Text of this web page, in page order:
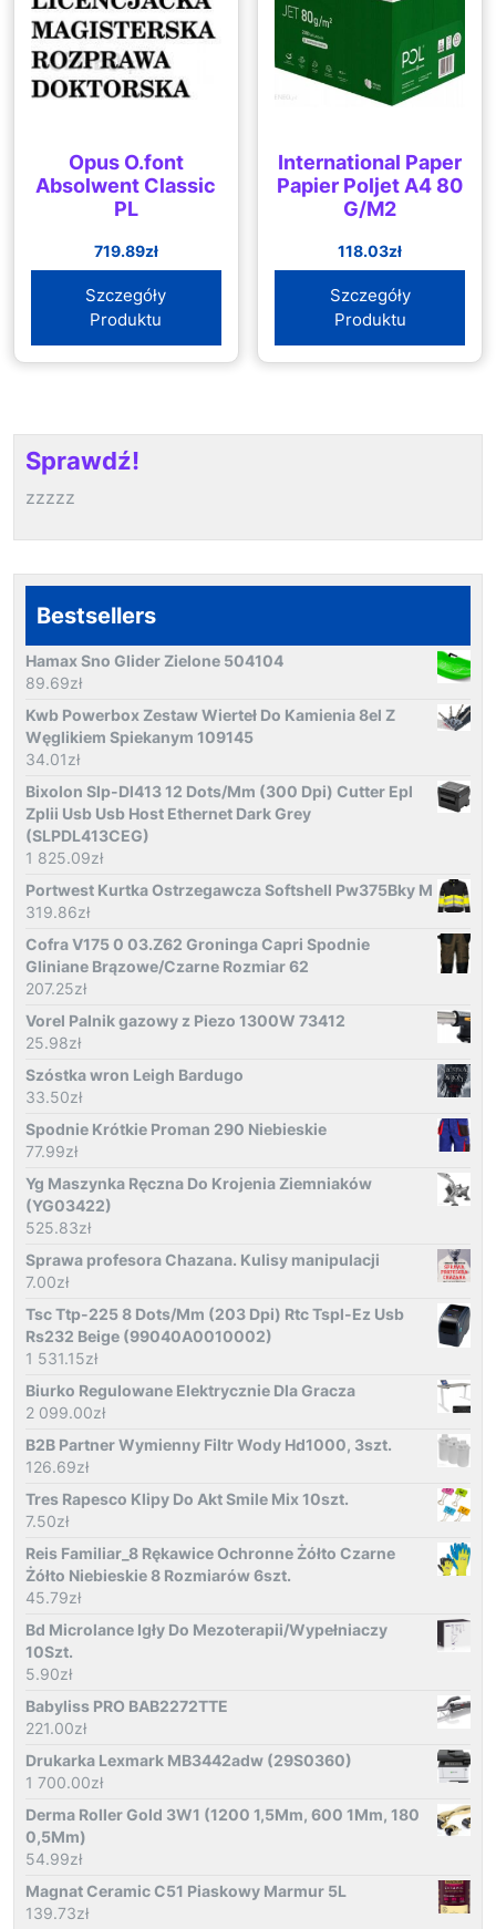
Opus O.font
Absolwent Classic
PL
719.89zł
Szczegóły
Produktu
International Paper
Papier Poljet A4 80
G/M2
118.03zł
Szczegóły
Produktu
Sprawdź!
zzzzz
Bestsellers
Hamax Sno Glider Zielone 504104
89.69zł
Kwb Powerbox Zestaw Wierteł Do Kamienia 8el Z
Węglikiem Spiekanym 109145
34.01zł
Bixolon Slp-Dl413 12 Dots/Mm (300 Dpi) Cutter Epl
Zplii Usb Usb Host Ethernet Dark Grey
(SLPDL413CEG)
1 825.09zł
Portwest Kurtka Ostrzegawcza Softshell Pw375Bky M
319.86zł
Cofra V175 0 03.Z62 Groninga Capri Spodnie
Gliniane Brązowe/Czarne Rozmiar 62
207.25zł
Vorel Palnik gazowy z Piezo 1300W 73412
25.98zł
Szóstka wron Leigh Bardugo
33.50zł
Spodnie Krótkie Proman 290 Niebieskie
77.99zł
Yg Maszynka Ręczna Do Krojenia Ziemniaków
(YG03422)
525.83zł
Sprawa profesora Chazana. Kulisy manipulacji
7.00zł
Tsc Ttp-225 8 Dots/Mm (203 Dpi) Rtc Tspl-Ez Usb
Rs232 Beige (99040A0010002)
1 531.15zł
Biurko Regulowane Elektrycznie Dla Gracza
2 099.00zł
B2B Partner Wymienny Filtr Wody Hd1000, 3szt.
126.69zł
Tres Rapesco Klipy Do Akt Smile Mix 10szt.
7.50zł
Reis Familiar_8 Rękawice Ochronne Żółto Czarne
Żółto Niebieskie 8 Rozmiarów 6szt.
45.79zł
Bd Microlance Igły Do Mezoterapii/Wypełniaczy
10Szt.
5.90zł
Babyliss PRO BAB2272TTE
221.00zł
Drukarka Lexmark MB3442adw (29S0360)
1 700.00zł
Derma Roller Gold 3W1 (1200 1,5Mm, 600 1Mm, 180
0,5Mm)
54.99zł
Magnat Ceramic C51 Piaskowy Marmur 5L
139.73zł